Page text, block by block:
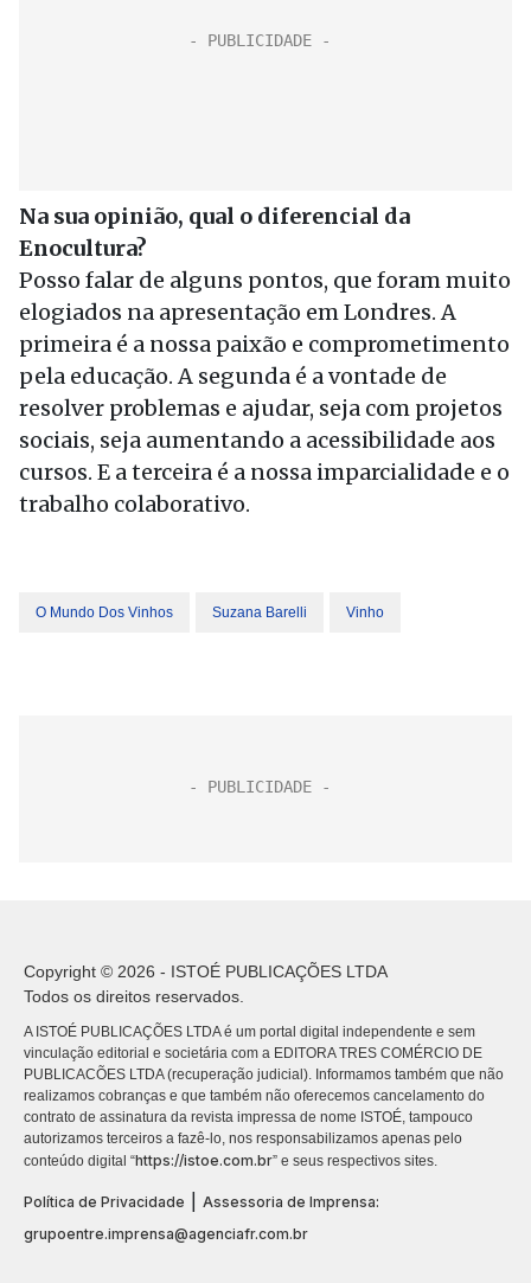
Na sua opinião, qual o diferencial da
Enocultura?
Posso falar de alguns pontos, que foram muito
elogiados na apresentação em Londres. A
primeira é a nossa paixão e comprometimento
pela educação. A segunda é a vontade de
resolver problemas e ajudar, seja com projetos
sociais, seja aumentando a acessibilidade aos
cursos. E a terceira é a nossa imparcialidade e o
trabalho colaborativo.
O Mundo Dos Vinhos Suzana Barelli Vinho
Copyright © 2026 - ISTOÉ PUBLICAÇÕES LTDA
Todos os direitos reservados.
A ISTOÉ PUBLICAÇÕES LTDA é um portal digital independente e sem
vinculação editorial e societária com a EDITORA TRES COMÉRCIO DE
PUBLICACÕES LTDA (recuperação judicial). Informamos também que não
realizamos cobranças e que também não oferecemos cancelamento do
contrato de assinatura da revista impressa de nome ISTOÉ, tampouco
autorizamos terceiros a fazê-lo, nos responsabilizamos apenas pelo
conteúdo digital “https://istoe.com.br” e seus respectivos sites.
Política de Privacidade | Assessoria de Imprensa:
grupoentre.imprensa@agenciafr.com.br